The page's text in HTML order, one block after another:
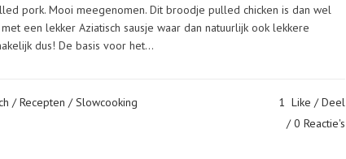
pork. Mooi meegenomen. Dit broodje pulled chicken is dan wel
een lekker Aziatisch sausje waar dan natuurlijk ook lekkere
dus! De basis voor het...
/Recepten /Slowcooking
1 Like
Deel
0 Reactie's